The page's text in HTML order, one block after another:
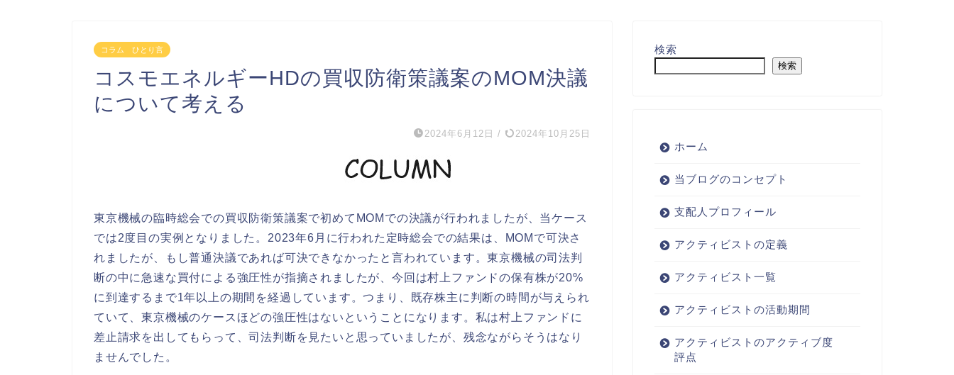
コラム ひとり言
コスモエネルギーHDの買収防衛策議案のMOM決議
について考える
2024年6月12日 / 2024年10月25日
東京機械の臨時総会での買収防衛策議案で初めてMOMでの決議が行われましたが、当ケース
では2度目の実例となりました。2023年6月に行われた定時総会での結果は、MOMで可決さ
れましたが、もし普通決議であれば可決できなかったと言われています。東京機械の司法判
断の中に急速な買付による強圧性が指摘されましたが、今回は村上ファンドの保有株が20%
に到達するまで1年以上の期間を経過しています。つまり、既存株主に判断の時間が与えられ
ていて、東京機械のケースほどの強圧性はないということになります。私は村上ファンドに
差止請求を出してもらって、司法判断を見たいと思っていましたが、残念ながらそうはなり
ませんでした。
検索
検索
ホーム
当ブログのコンセプト
支配人プロフィール
アクティビストの定義
アクティビスト一覧
アクティビストの活動期間
アクティビストのアクティブ度
評点